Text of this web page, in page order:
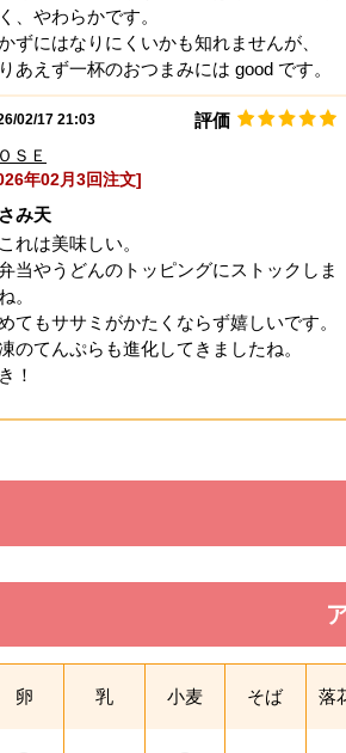
、やわらかです。
ずにはなりにくいかも知れませんが、
あえず一杯のおつまみには good です。
02/17 21:03 評価
ＳＥ
年02月3回注文]
み天
れは美味しい。
当やうどんのトッピングにストックしま
。
てもササミがかたくならず嬉しいです。
のてんぷらも進化してきましたね。
！
卵 乳 小麦 そば 落